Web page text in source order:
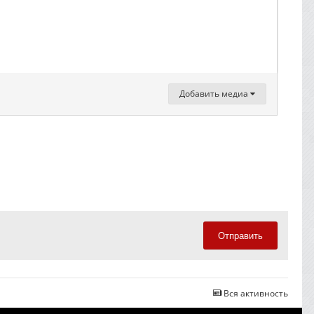
Добавить медиа
Отправить
Вся активность